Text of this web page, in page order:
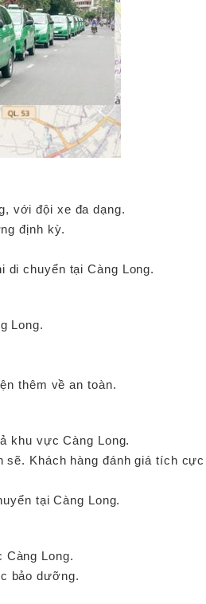
với đội xe đa dạng.
định kỳ.
di chuyển tại Càng Long.
Long.
thêm về an toàn.
khu vực Càng Long.
Khách hàng đánh giá tích
tại Càng Long.
Càng Long.
bảo dưỡng.